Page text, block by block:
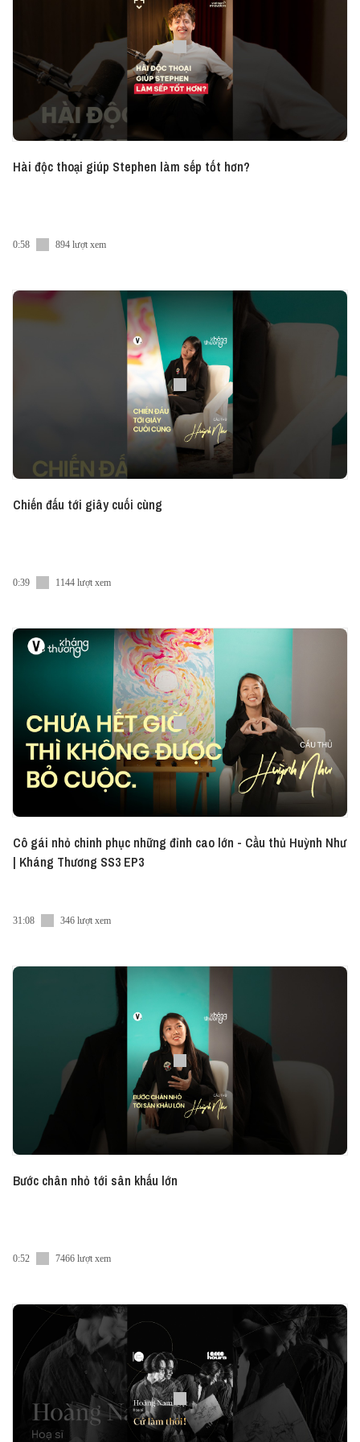
hoặc Apple Podcast.
#HaveASip #Vietcetera #Vietcetera_Podcast
#HAS196
Hài độc thoại giúp Stephen làm sếp tốt hơn?
0:58 894 lượt xem
Chiến đấu tới giây cuối cùng
0:39 1144 lượt xem
Cô gái nhỏ chinh phục những đỉnh cao lớn - Cầu thủ Huỳnh Như
| Kháng Thương SS3 EP3
31:08 346 lượt xem
Bước chân nhỏ tới sân khấu lớn
0:52 7466 lượt xem